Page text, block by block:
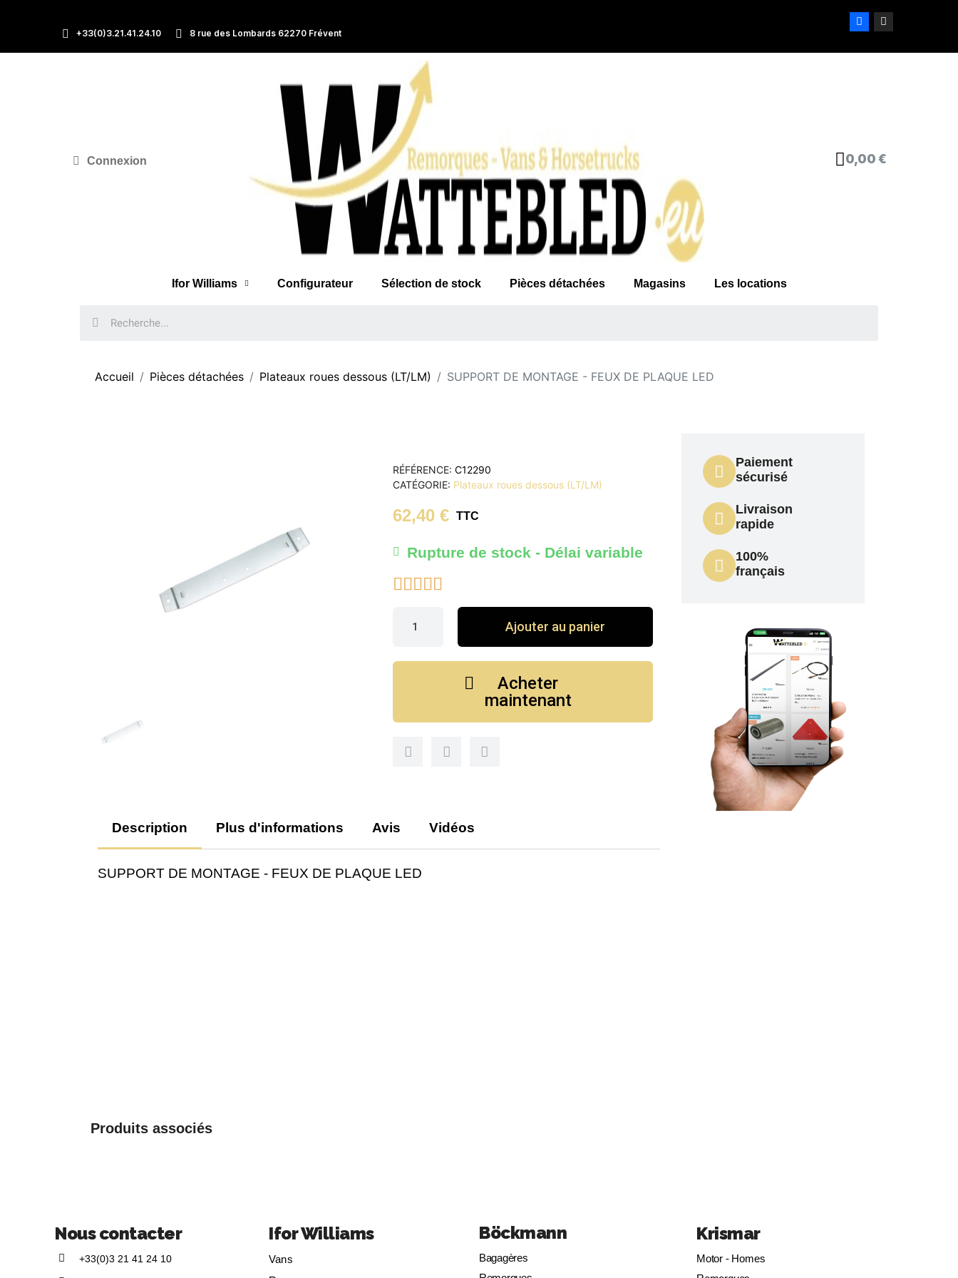
+33(0)3.21.41.24.10 8 rue des Lombards 62270 Frévent
Connexion 0,00 €
Ifor Williams Configurateur Sélection de stock Pièces détachées Magasins Les locations
Accueil Pièces détachées Plateaux roues dessous (LT/LM) SUPPORT DE MONTAGE - FEUX DE PLAQUE LED
RÉFÉRENCE C12290
CATÉGORIE Plateaux roues dessous (LT/LM)
62,40 € TTC
Rupture de stock - Délai variable
    
Ajouter au panier
Acheter
maintenant
Description Plus d'informations Avis Vidéos
SUPPORT DE MONTAGE - FEUX DE PLAQUE LED
Paiement
sécurisé
Livraison
rapide
100%
français
Produits associés
Nous contacter
+33(0)3 21 41 24 10
Ifor Williams
Vans
Böckmann
Bagagères
Krismar
Motor - Homes